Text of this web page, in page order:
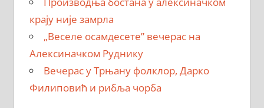
крају није замрла
„Веселе осамдесете” вечерас на
Алексиначком Руднику
Вечерас у Трњану фолклор, Дарко
Филиповић и рибља чорба